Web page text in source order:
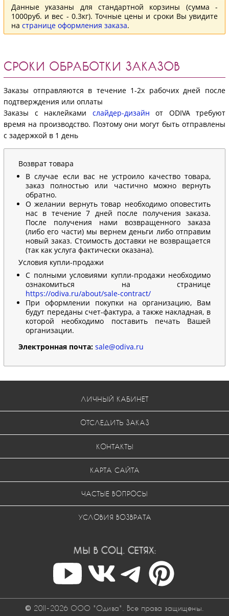
Данные указаны для стандартной корзины (сумма -
1000руб. и вес - 0.3кг). Точные цены и сроки Вы увидите
на странице оформления заказа.
СРОКИ ОБРАБОТКИ ЗАКАЗОВ
Заказы отправляются в течение 1-2х рабочих дней после
подтверждения или оплаты
Заказы с наклейками слайдер-дизайн от ODIVA требуют
время на производство. Поэтому они могут быть отправлены
с задержкой в 1 день
Возврат товара
В случае если вас не устроило качество товара,
заказ полностью или частично можно вернуть
обратно.
О желании вернуть товар необходимо оповестить
нас в течение 7 дней после получения заказа.
После получения нами возвращенного заказа
(либо его части) мы вернем деньги либо отправим
новый заказ. Стоимость доставки не возвращается
(так как услуга фактически оказана).
Условия купли-продажи
С полными условиями купли-продажи необходимо
ознакомиться на странице
https://odiva.ru/about/sale-contract/
При оформлении покупки на организацию, Вам
будут переданы счет-фактура, а также накладная, в
которой необходимо поставить печать Вашей
организации.
Электронная почта: sale@odiva.ru
ЛИЧНЫЙ КАБИНЕТ
ОТСЛЕДИТЬ ЗАКАЗ
КОНТАКТЫ
КАРТА САЙТА
ЧАСТЫЕ ВОПРОСЫ
УСЛОВИЯ ВОЗВРАТА
МЫ В СОЦ. СЕТЯХ:
© 2011-2026 ООО "Одива". Все права защищены.